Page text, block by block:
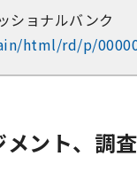
ショナルバンク
html/rd/p/
ント、調